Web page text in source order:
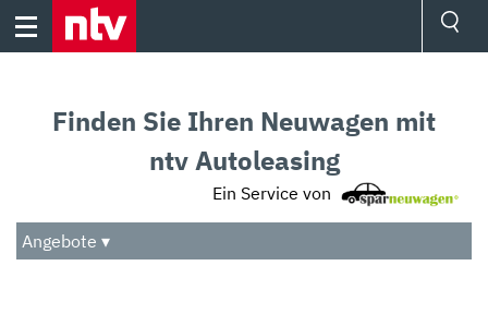
Skip
Audio
Das Beste
Finden Sie Ihren Neuwagen mit
ntv Autoleasing
Ein Service von
Angebote ▾